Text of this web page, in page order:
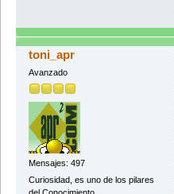
toni_apr
Avanzado
Mensajes: 497
Curiosidad, es uno de los pilares